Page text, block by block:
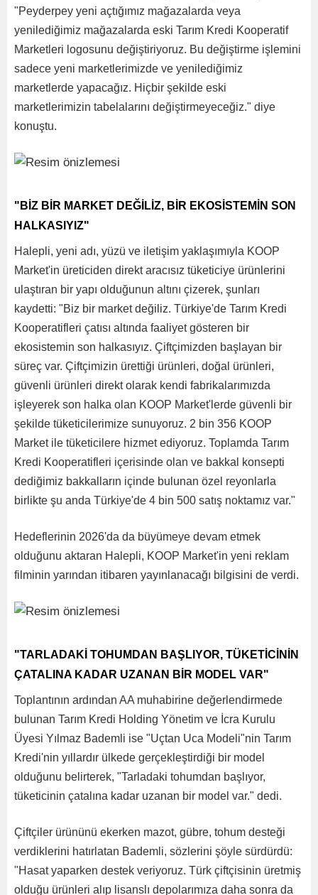
"Peyderpey yeni açtığımız mağazalarda veya
yenilediğimiz mağazalarda eski Tarım Kredi Kooperatif
Marketleri logosunu değiştiriyoruz. Bu değiştirme işlemini
sadece yeni marketlerimizde ve yenilediğimiz
marketlerde yapacağız. Hiçbir şekilde eski
marketlerimizin tabelalarını değiştirmeyeceğiz." diye
konuştu.
"BİZ BİR MARKET DEĞİLİZ, BİR EKOSİSTEMİN SON
HALKASIYIZ"
Halepli, yeni adı, yüzü ve iletişim yaklaşımıyla KOOP
Market'in üreticiden direkt aracısız tüketiciye ürünlerini
ulaştıran bir yapı olduğunun altını çizerek, şunları
kaydetti: "Biz bir market değiliz. Türkiye'de Tarım Kredi
Kooperatifleri çatısı altında faaliyet gösteren bir
ekosistemin son halkasıyız. Çiftçimizden başlayan bir
süreç var. Çiftçimizin ürettiği ürünleri, doğal ürünleri,
güvenli ürünleri direkt olarak kendi fabrikalarımızda
işleyerek son halka olan KOOP Market'lerde güvenli bir
şekilde tüketicilerimize sunuyoruz. 2 bin 356 KOOP
Market ile tüketicilere hizmet ediyoruz. Toplamda Tarım
Kredi Kooperatifleri içerisinde olan ve bakkal konsepti
dediğimiz bakkalların içinde bulunan özel reyonlarla
birlikte şu anda Türkiye'de 4 bin 500 satış noktamız var."
Hedeflerinin 2026'da da büyümeye devam etmek
olduğunu aktaran Halepli, KOOP Market'in yeni reklam
filminin yarından itibaren yayınlanacağı bilgisini de verdi.
"TARLADAKİ TOHUMDAN BAŞLIYOR, TÜKETİCİNİN
ÇATALINA KADAR UZANAN BİR MODEL VAR"
Toplantının ardından AA muhabirine değerlendirmede
bulunan Tarım Kredi Holding Yönetim ve İcra Kurulu
Üyesi Yılmaz Bademli ise "Uçtan Uca Modeli"nin Tarım
Kredi'nin yıllardır ülkede gerçekleştirdiği bir model
olduğunu belirterek, "Tarladaki tohumdan başlıyor,
tüketicinin çatalına kadar uzanan bir model var." dedi.
Çiftçiler ürününü ekerken mazot, gübre, tohum desteği
verdiklerini hatırlatan Bademli, sözlerini şöyle sürdürdü:
"Hasat yaparken destek veriyoruz. Türk çiftçisinin üretmiş
olduğu ürünleri alıp lisanslı depolarımıza daha sonra da